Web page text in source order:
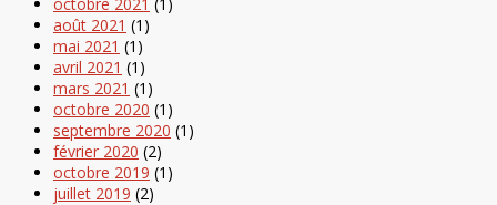
août 2021 (1)
mai 2021 (1)
avril 2021 (1)
mars 2021 (1)
octobre 2020 (1)
septembre 2020 (1)
février 2020 (2)
octobre 2019 (1)
juillet 2019 (2)